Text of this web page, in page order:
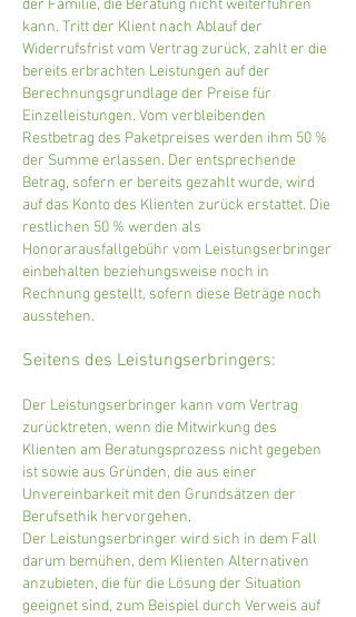
der Familie, die Beratung nicht weiterführen
kann. Tritt der Klient nach Ablauf der
Widerrufsfrist vom Vertrag zurück, zahlt er die
bereits erbrachten Leistungen auf der
Berechnungsgrundlage der Preise für
Einzelleistungen. Vom verbleibenden
Restbetrag des Paketpreises werden ihm 50 %
der Summe erlassen. Der entsprechende
Betrag, sofern er bereits gezahlt wurde, wird
auf das Konto des Klienten zurück erstattet. Die
restlichen 50 % werden als
Honorarausfallgebühr vom Leistungserbringer
einbehalten beziehungsweise noch in
Rechnung gestellt, sofern diese Beträge noch
ausstehen.
Seitens des Leistungserbringers:
Der Leistungserbringer kann vom Vertrag
zurücktreten, wenn die Mitwirkung des
Klienten am Beratungsprozess nicht gegeben
ist sowie aus Gründen, die aus einer
Unvereinbarkeit mit den Grundsätzen der
Berufsethik hervorgehen.
Der Leistungserbringer wird sich in dem Fall
darum bemühen, dem Klienten Alternativen
anzubieten, die für die Lösung der Situation
geeignet sind, zum Beispiel durch Verweis auf